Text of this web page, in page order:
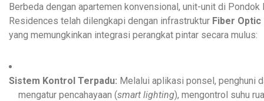
Berbeda dengan apartemen konvensional, unit-unit di Pondok
Residences telah dilengkapi dengan infrastruktur Fiber Optic
yang memungkinkan integrasi perangkat pintar secara mulus:
Sistem Kontrol Terpadu: Melalui aplikasi ponsel, penghuni
mengatur pencahayaan (smart lighting), mengontrol suhu